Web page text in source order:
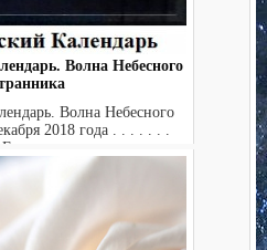
Волна Небесного
Волна Небесного
2018 года . . . . . . .
Ежед...